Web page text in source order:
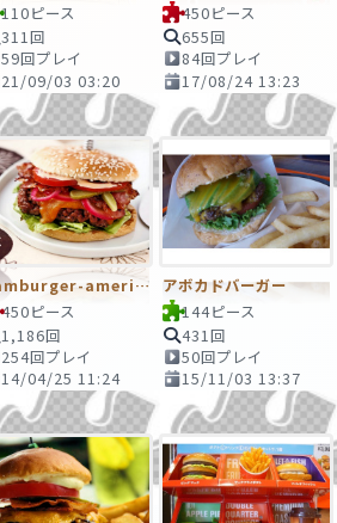
110ピース
311回
59回プレイ
21/09/03 03:20
450ピース
655回
84回プレイ
17/08/24 13:23
hamburger-americain
450ピース
1,186回
254回プレイ
14/04/25 11:24
アボカドバーガー
144ピース
431回
50回プレイ
15/11/03 13:37